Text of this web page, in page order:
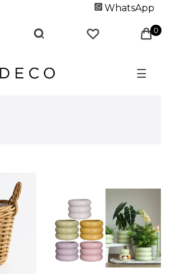
WhatsApp
0
☰